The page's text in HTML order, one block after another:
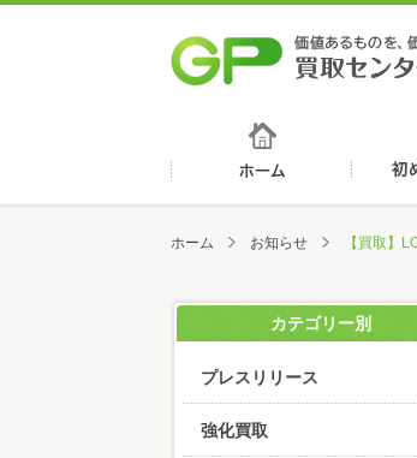
ホーム お知らせ 【買取】
カテゴリー別
プレスリリース
強化買取